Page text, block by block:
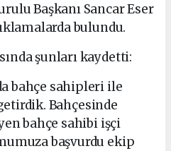
Başkanı Sancar Eser
bulundu.
şunları kaydetti:
bahçe sahipleri ile
Bahçesinde
bahçe sahibi işçi
başvurdu ekip